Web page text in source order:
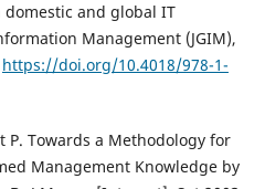
and global IT
Management (JGIM),
https://doi.org/10.4018/978-1-
P. Towards a Methodology for
Management Knowledge by